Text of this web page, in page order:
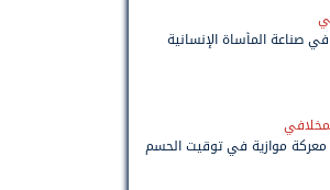
صناعة المأساة الإنسانية
معركة موازية في توقيت الحسم